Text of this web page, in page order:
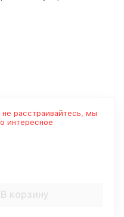
расстраивайтесь, мы
интересное
В корзину